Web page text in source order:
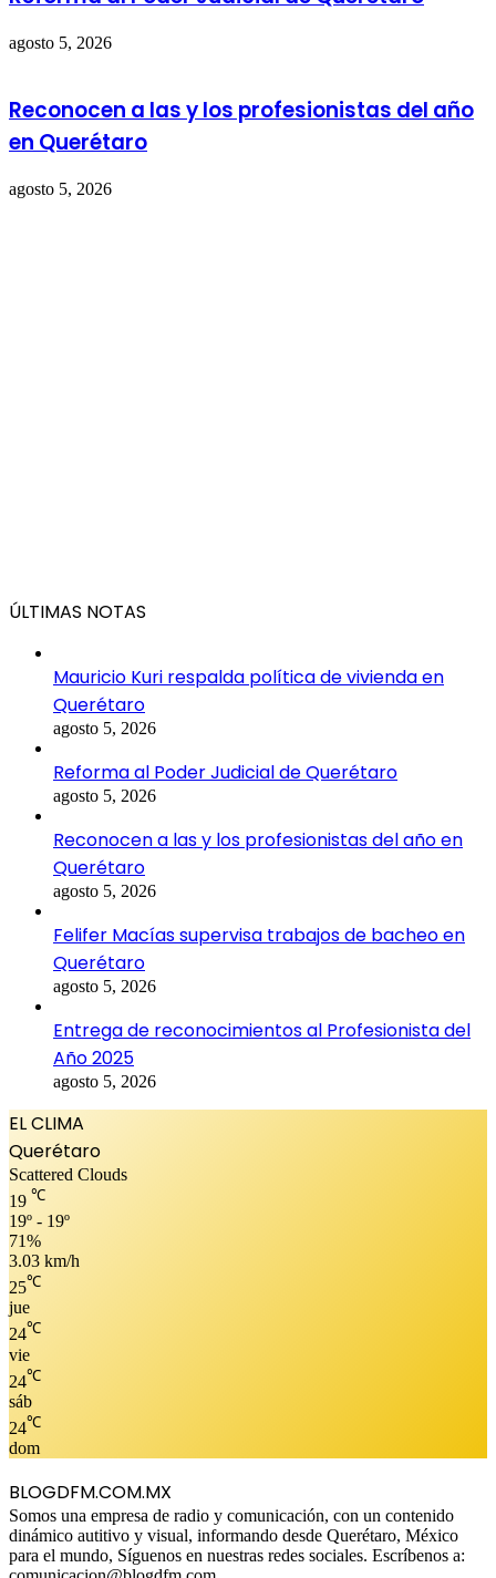
agosto 5, 2026
Reconocen a las y los profesionistas del año
en Querétaro
agosto 5, 2026
ÚLTIMAS NOTAS
Mauricio Kuri respalda política de vivienda en
Querétaro
agosto 5, 2026
Reforma al Poder Judicial de Querétaro
agosto 5, 2026
Reconocen a las y los profesionistas del año en
Querétaro
agosto 5, 2026
Felifer Macías supervisa trabajos de bacheo en
Querétaro
agosto 5, 2026
Entrega de reconocimientos al Profesionista del
Año 2025
agosto 5, 2026
EL CLIMA
Querétaro
Scattered Clouds
19 ℃
19º - 19º
71%
3.03 km/h
25℃
jue
24℃
vie
24℃
sáb
24℃
dom
BLOGDFM.COM.MX
Somos una empresa de radio y comunicación, con un contenido
dinámico autitivo y visual, informando desde Querétaro, México
para el mundo, Síguenos en nuestras redes sociales. Escríbenos a: